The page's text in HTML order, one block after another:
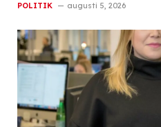
POLITIK augusti 5, 2026